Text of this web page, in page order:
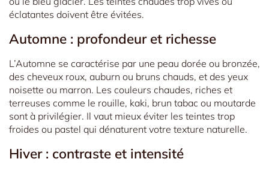
éclatantes doivent être évitées.
Automne : profondeur et richesse
L’Automne se caractérise par une peau dorée ou bronzée,
des cheveux roux, auburn ou bruns chauds, et des yeux
noisette ou marron. Les couleurs chaudes, riches et
terreuses comme le rouille, kaki, brun tabac ou moutarde
sont à privilégier. Il vaut mieux éviter les teintes trop
froides ou pastel qui dénaturent votre texture naturelle.
Hiver : contraste et intensité